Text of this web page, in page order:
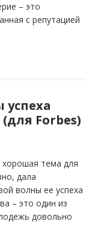
– это
с репутацией
Forbes)
тема для
дала
волны ее успеха
– это один из
довольно